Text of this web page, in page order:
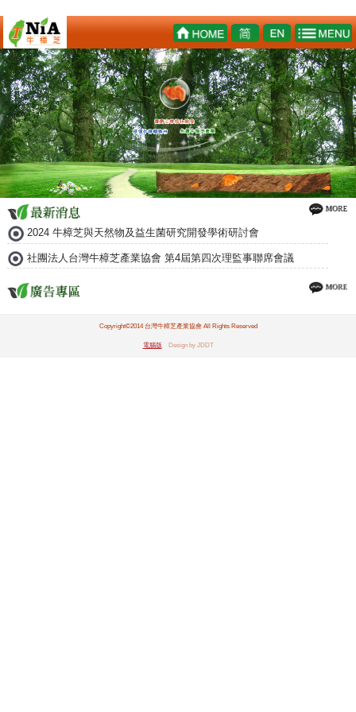
2024 牛樟芝與天然物及益生菌研究開發學術研討會
社團法人台灣牛樟芝產業協會 第4屆第四次理監事聯席會議
Copyright©2014 台灣牛樟芝產業協會 All Rights Reserved
電腦版 Design by JDDT